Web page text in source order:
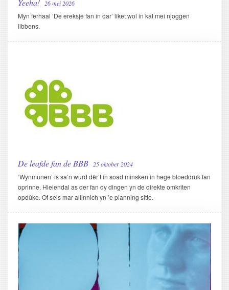
Yeeha! 26 mei 2026
Myn ferhaal ‘De ereksje fan in oar’ liket wol in kat mei njoggen
libbens.
De leafde fan de BBB 25 oktober 2024
‘Wynmûnen’ is sa’n wurd dêr’t in soad minsken in hege bloeddruk fan
oprinne. Hielendal as der fan dy dingen yn de direkte omkriten
opdûke. Of sels mar allinnich yn ’e planning sitte.